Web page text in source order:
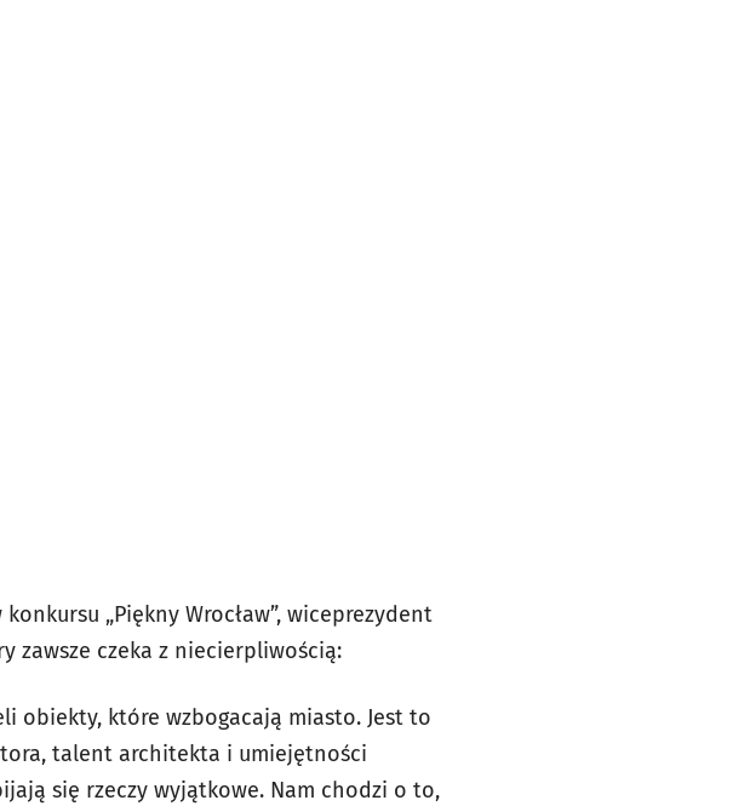
„Piękny Wrocław”, wiceprezydent
zawsze czeka z niecierpliwością:
obiekty, które wzbogacają miasto. Jest to
talent architekta i umiejętności
się rzeczy wyjątkowe. Nam chodzi o to,